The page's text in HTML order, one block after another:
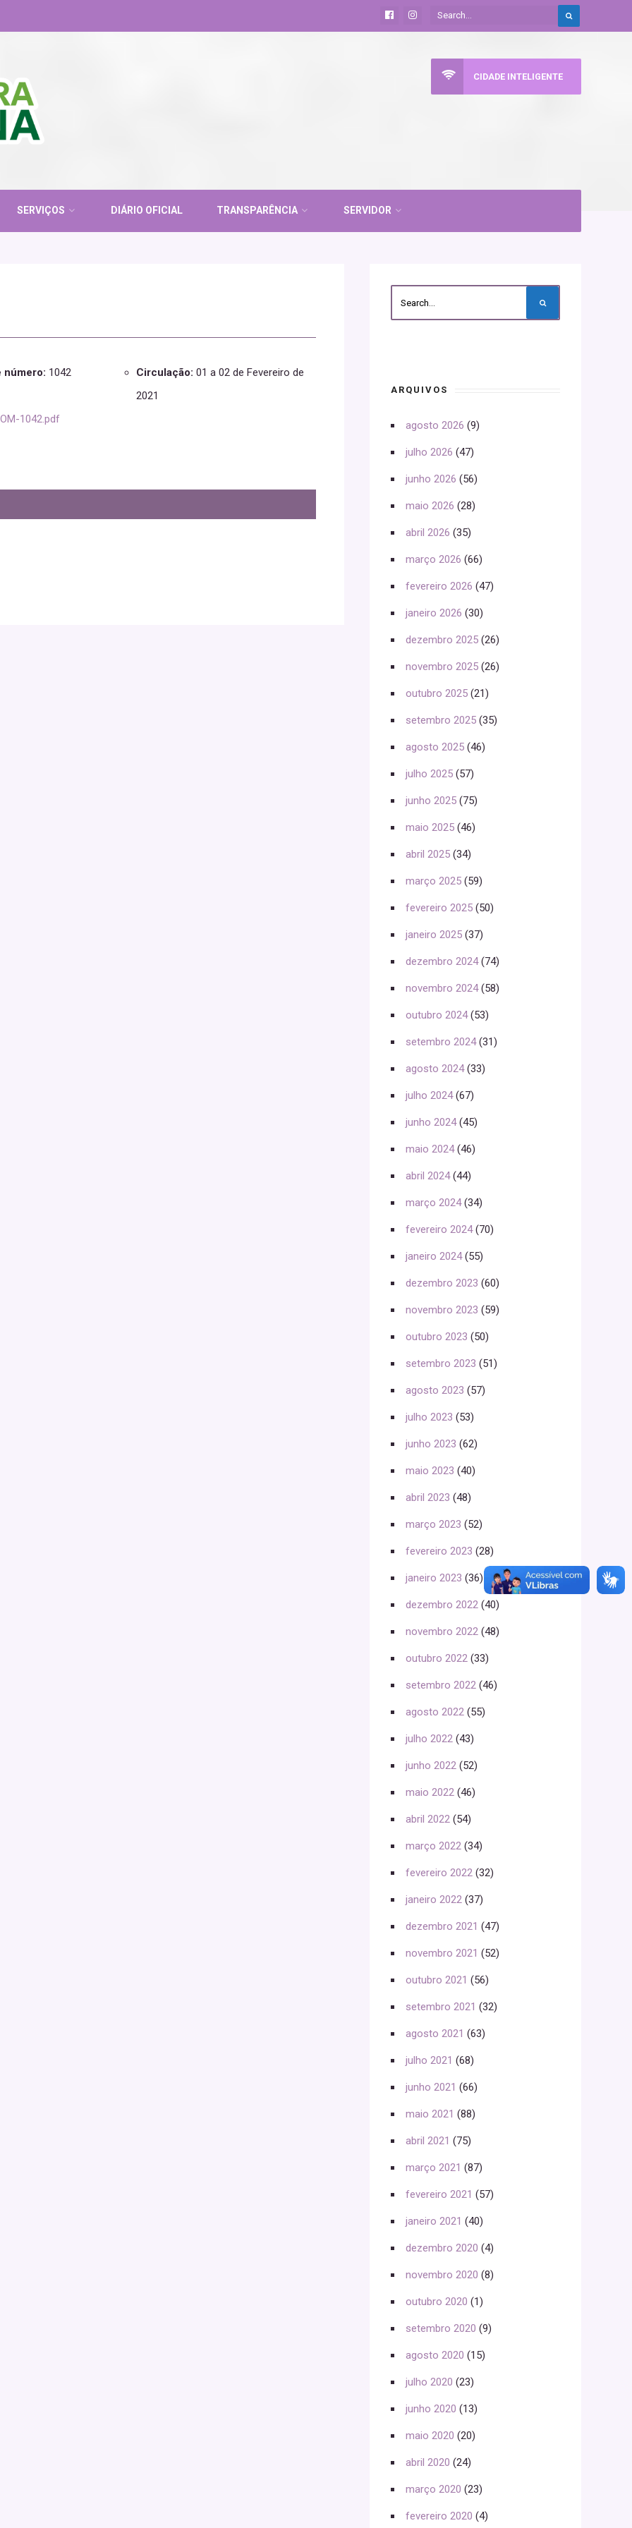
SERVIÇOS DIÁRIO OFICIAL TRANSPARÊNCIA SERVIDOR
CIDADE INTELIGENTE
número: 1042 Circulação:01 a 02 de Fevereiro de
2021
1042.pdf
ARQUIVOS
agosto 2026 (9)
julho 2026 (47)
junho 2026 (56)
maio 2026 (28)
abril 2026 (35)
março 2026 (66)
fevereiro 2026 (47)
janeiro 2026 (30)
dezembro 2025 (26)
novembro 2025 (26)
outubro 2025 (21)
setembro 2025 (35)
agosto 2025 (46)
julho 2025 (57)
junho 2025 (75)
maio 2025 (46)
abril 2025 (34)
março 2025 (59)
fevereiro 2025 (50)
janeiro 2025 (37)
dezembro 2024(74)
novembro 2024(58)
outubro 2024(53)
setembro 2024(31)
agosto 2024(33)
julho 2024(67)
junho 2024(45)
maio 2024(46)
abril 2024(44)
março 2024(34)
fevereiro 2024(70)
janeiro 2024(55)
dezembro 2023 (60)
novembro 2023 (59)
outubro 2023 (50)
setembro 2023 (51)
agosto 2023 (57)
julho 2023 (53)
junho 2023 (62)
maio 2023 (40)
abril 2023 (48)
março 2023 (52)
fevereiro 2023 (28)
janeiro 2023 (36)
dezembro 2022 (40)
novembro 2022 (48)
outubro 2022 (33)
setembro 2022 (46)
agosto 2022 (55)
julho 2022 (43)
junho 2022 (52)
maio 2022 (46)
abril 2022 (54)
março 2022 (34)
fevereiro 2022 (32)
janeiro 2022 (37)
dezembro 2021 (47)
novembro 2021 (52)
outubro 2021 (56)
setembro 2021 (32)
agosto 2021 (63)
julho 2021 (68)
junho 2021 (66)
maio 2021 (88)
abril 2021 (75)
março 2021 (87)
fevereiro 2021 (57)
janeiro 2021 (40)
dezembro 2020 (4)
novembro 2020 (8)
outubro 2020 (1)
setembro 2020 (9)
agosto 2020 (15)
julho 2020 (23)
junho 2020 (13)
maio 2020 (20)
abril 2020 (24)
março 2020 (23)
fevereiro 2020 (4)